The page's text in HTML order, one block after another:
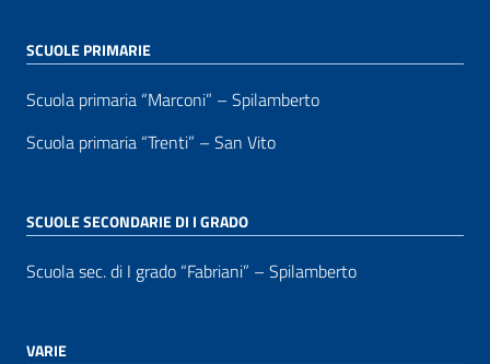
SCUOLE PRIMARIE
Scuola primaria “Marconi” – Spilamberto
Scuola primaria “Trenti” – San Vito
SCUOLE SECONDARIE DI I GRADO
Scuola sec. di I grado “Fabriani” – Spilamberto
VARIE